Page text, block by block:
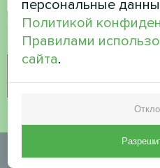
Пожалуйста, проверьте, что вы
персональные
Политикой
Правилами
сайта.